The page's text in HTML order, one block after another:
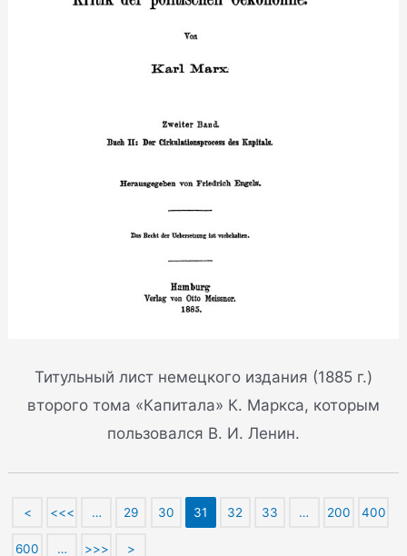
Титульный лист немецкого издания (1885 г.)
второго тома «Капитала» К. Маркса, которым
пользовался В. И. Ленин.
< <<< … 29 30 31 32 33 … 200 400
600 … >>> >